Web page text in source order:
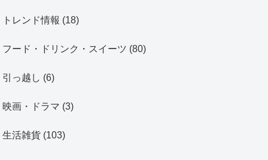
トレンド情報 (18)
フード・ドリンク・スイーツ (80)
引っ越し (6)
映画・ドラマ (3)
生活雑貨 (103)